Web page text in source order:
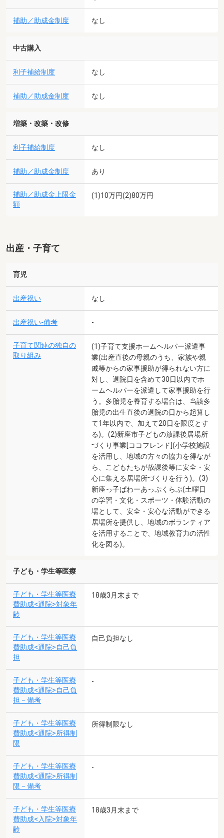
補助／助成金制度 なし
中古購入
利子補給制度 なし
補助／助成金制度 なし
増築・改築・改修
利子補給制度 なし
補助／助成金制度 あり
補助／助成金上限金
額
(1)10万円(2)80万円
出産・子育て
育児
出産祝い なし
出産祝い-備考 -
子育て関連の独自の
取り組み
(1)子育て支援ホームヘルパー派遣事
業(出産直後の母親のうち、家族や親
戚等からの家事援助が得られない方に
対し、退院日を含めて30日以内でホ
ームヘルパーを派遣して家事援助を行
う。多胎児を養育する場合は、当該多
胎児の出生直後の退院の日から起算し
て1年以内で、加えて20日を限度とす
る)。(2)新座市子どもの放課後居場所
づくり事業[ココフレンド](小学校施設
を活用し、地域の方々の協力を得なが
ら、こどもたちが放課後等に安全・安
心に集える居場所づくりを行う)。(3)
新座っ子ぱわーあっぷくらぶ(土曜日
の学習・文化・スポーツ・体験活動の
場として、安全・安心な活動ができる
居場所を提供し、地域のボランティア
を活用することで、地域教育力の活性
化を図る)。
子ども・学生等医療
子ども・学生等医療
費助成<通院>対象年
齢
18歳3月末まで
子ども・学生等医療
費助成<通院>自己負
担
自己負担なし
子ども・学生等医療
費助成<通院>自己負
担－備考
-
子ども・学生等医療
費助成<通院>所得制
限
所得制限なし
子ども・学生等医療
費助成<通院>所得制
限－備考
-
子ども・学生等医療
費助成<入院>対象年
齢
18歳3月末まで